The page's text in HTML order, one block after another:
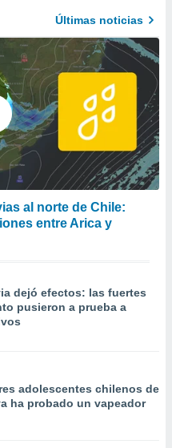
Últimas noticias
al norte de Chile:
entre Arica y
dejó efectos: las fuertes
pusieron a prueba a
adolescentes chilenos de
ha probado un vapeador